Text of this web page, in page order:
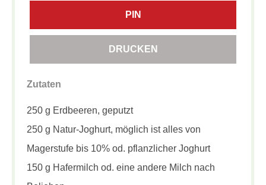
PIN
DRUCKEN
Zutaten
250 g Erdbeeren, geputzt
250 g Natur-Joghurt, möglich ist alles von
Magerstufe bis 10% od. pflanzlicher Joghurt
150 g Hafermilch od. eine andere Milch nach